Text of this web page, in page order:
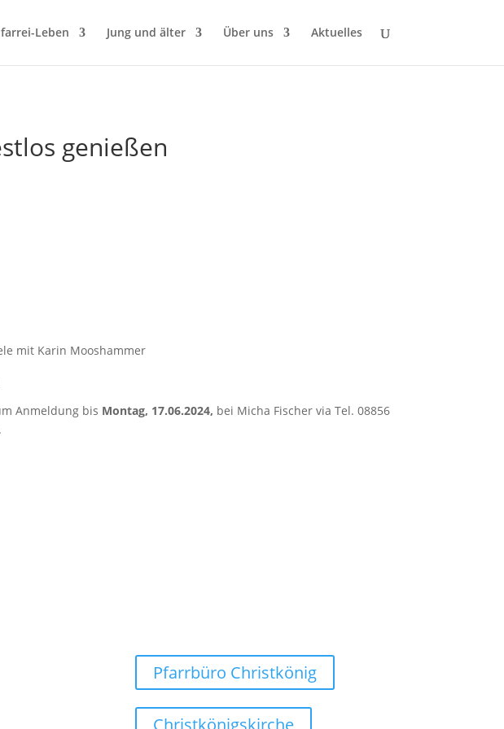
Leben Jung und älter Über uns Aktuelles
genießen
mit Karin Mooshammer
Anmeldung bis Montag, 17.06.2024, bei Micha Fischer via Tel. 08856
Pfarrbüro Christkönig
Christkönigskirche